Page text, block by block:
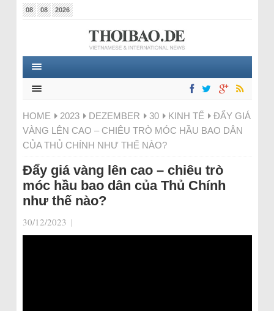
08 08 2026
HOME 2023 DEZEMBER 30 KINH TẾ
ĐẨY GIÁ
VÀNG LÊN CAO – CHIÊU TRÒ MÓC HẦU BAO DÂN
CỦA THỦ CHÍNH NHƯ THẾ NÀO?
Đẩy giá vàng lên cao – chiêu trò
móc hầu bao dân của Thủ Chính
như thế nào?
30/12/2023 |